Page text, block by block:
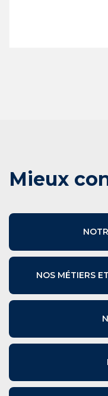
Mieux
NOS MÉTIERS